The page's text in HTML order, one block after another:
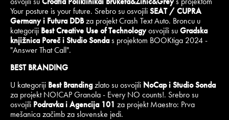
Your posture is your future. Srebro su osvojiliSEAT / CUPRA
Germany i Futura DDBza projekt Crash Text Auto. Broncu u
kategoriji Best Creative Use of Technologyosvojili suGradska
knjižnica Poreč i Studio Sondas projektom BOOKtiga 2024 -
"Answer That Call".
BESTBRANDING
U kategoriji Best Brandingzlato su osvojili NoCap i Studio Sonda
za projekt NO!CAP Granola - Every NO counts!. Srebro su
osvojili Podravka i Agencija 101 za projekt Maestro: Prva
mešanica začimb za slovenske jedi.